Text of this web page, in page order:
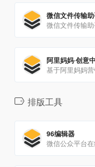
微信文件传输
微信文件传输
阿里妈妈·创意
排版工具
96编辑器
微信公众平台